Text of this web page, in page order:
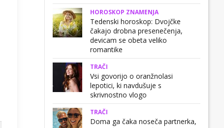
HOROSKOP ZNAMENJA
Tedenski horoskop: Dvojčke
čakajo drobna presenečenja,
devicam se obeta veliko
romantike
TRAČI
Vsi govorijo o oranžnolasi
lepotici, ki navdušuje s
skrivnostno vlogo
TRAČI
Doma ga čaka noseča partnerka,